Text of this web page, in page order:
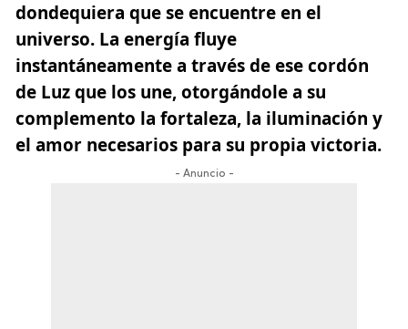
dondequiera que se encuentre en el
universo. La energía fluye
instantáneamente a través de ese cordón
de Luz que los une, otorgándole a su
complemento la fortaleza, la iluminación y
el amor necesarios para su propia victoria.
- Anuncio -